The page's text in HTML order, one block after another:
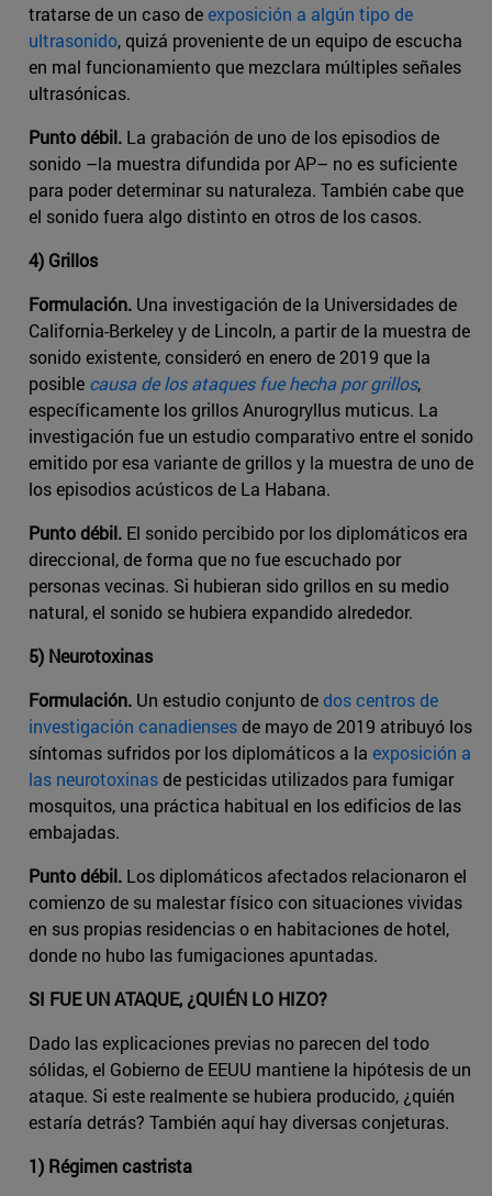
tratarse de un caso deexposición a algún tipo de
ultrasonido, quizá proveniente de un equipo de escucha
en mal funcionamiento que mezclara múltiples señales
ultrasónicas.
Punto débil. La grabación de uno de los episodios de
sonido –la muestra difundida por AP– no es suficiente
para poder determinar su naturaleza. También cabe que
el sonido fuera algo distinto en otros de los casos.
4) Grillos
Formulación. Una investigación de la Universidades de
California-Berkeley y de Lincoln, a partir de la muestra de
sonido existente, consideró en enero de 2019 que la
posible causa de los ataques fue hecha por grillos,
específicamente los grillos Anurogryllus muticus. La
investigación fue un estudio comparativo entre el sonido
emitido por esa variante de grillos y la muestra de uno de
los episodios acústicos de La Habana.
Punto débil. El sonido percibido por los diplomáticos era
direccional, de forma que no fue escuchado por
personas vecinas. Si hubieran sido grillos en su medio
natural, el sonido se hubiera expandido alrededor.
5) Neurotoxinas
Formulación. Un estudio conjunto dedos centros de
investigación canadiensesde mayo de 2019 atribuyó los
síntomas sufridos por los diplomáticos a la exposición a
las neurotoxinasde pesticidas utilizados para fumigar
mosquitos, una práctica habitual en los edificios de las
embajadas.
Punto débil. Los diplomáticos afectados relacionaron el
comienzo de su malestar físico con situaciones vividas
en sus propias residencias o en habitaciones de hotel,
donde no hubo las fumigaciones apuntadas.
SI FUE UN ATAQUE, ¿QUIÉN LO HIZO?
Dado las explicaciones previas no parecen del todo
sólidas, el Gobierno de EEUU mantiene la hipótesis de un
ataque. Si este realmente se hubiera producido, ¿quién
estaría detrás? También aquí hay diversas conjeturas.
1) Régimen castrista